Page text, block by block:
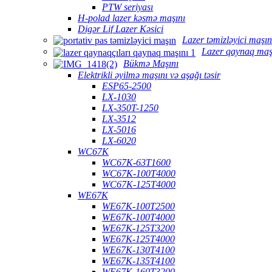
PTW seriyası
H-polad lazer kəsmə maşını
Digər Lif Lazer Kəsici
Lazer təmizləyici maşın
Lazer qaynaq
Bükmə Maşını
Elektrikli əyilmə maşını və aşağı təsir
ESP65-2500
LX-1030
LX-350T-1250
LX-3512
LX-5016
LX-6020
WC67K
WC67K-63T1600
WC67K-100T4000
WC67K-125T4000
WE67K
WE67K-100T2500
WE67K-100T4000
WE67K-125T3200
WE67K-125T4000
WE67K-130T4100
WE67K-135T4100